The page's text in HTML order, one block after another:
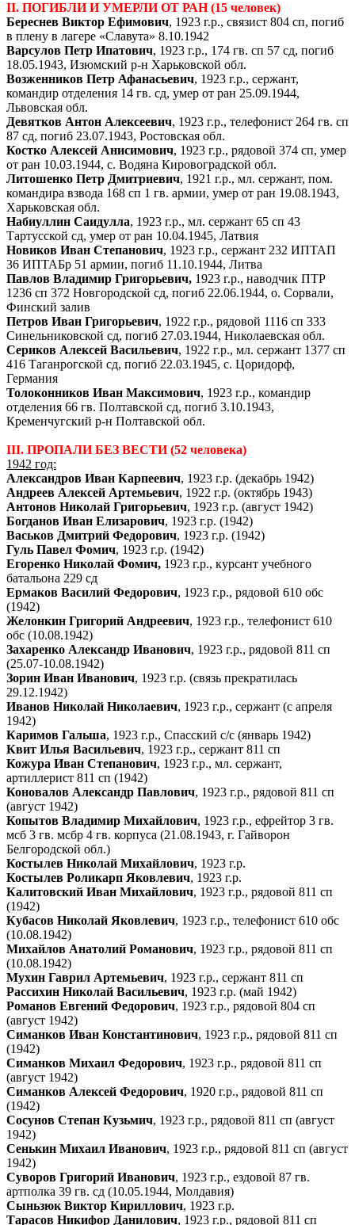
II. ПОГИБЛИ И УМЕРЛИ ОТ РАН (15 человек)
Береснев Виктор Ефимович, 1923 г.р., связист 804 сп, погиб
в плену в лагере «Славута» 8.10.1942
Варсулов Петр Ипатович, 1923 г.р., 174 гв. сп 57 сд, погиб
18.05.1943, Изюмский р-н Харьковской обл.
Возженников Петр Афанасьевич, 1923 г.р., сержант,
командир отделения 14 гв. сд, умер от ран 25.09.1944,
Львовская обл.
Девятков Антон Алексеевич, 1923 г.р., телефонист 264 гв. сп
87 сд, погиб 23.07.1943, Ростовская обл.
Костко Алексей Анисимович, 1923 г.р., рядовой 374 сп, умер
от ран 10.03.1944, с. Водяна Кировоградской обл.
Литошенко Петр Дмитриевич, 1921 г.р., мл. сержант, пом.
командира взвода 168 сп 1 гв. армии, умер от ран 19.08.1943,
Харьковская обл.
Набиуллин Саидулла, 1923 г.р., мл. сержант 65 сп 43
Тартусской сд, умер от ран 10.04.1945, Латвия
Новиков Иван Степанович, 1923 г.р., сержант 232 ИПТАП
36 ИПТАБр 51 армии, погиб 11.10.1944, Литва
Павлов Владимир Григорьевич, 1923 г.р., наводчик ПТР
1236 сп 372 Новгородской сд, погиб 22.06.1944, о. Сорвали,
Финский залив
Петров Иван Григорьевич, 1922 г.р., рядовой 1116 сп 333
Синельниковской сд, погиб 27.03.1944, Николаевская обл.
Сериков Алексей Васильевич, 1922 г.р., мл. сержант 1377 сп
416 Таганрогской сд, погиб 22.03.1945, с. Цоридорф,
Германия
Толоконников Иван Максимович, 1923 г.р., командир
отделения 66 гв. Полтавской сд, погиб 3.10.1943,
Кременчугский р-н Полтавской обл.
III. ПРОПАЛИ БЕЗ ВЕСТИ (52 человека)
1942 год:
Александров Иван Карпеевич, 1923 г.р. (декабрь 1942)
Андреев Алексей Артемьевич, 1922 г.р. (октябрь 1943)
Антонов Николай Григорьевич, 1923 г.р. (август 1942)
Богданов Иван Елизарович, 1923 г.р. (1942)
Васьков Дмитрий Федорович, 1923 г.р. (1942)
Гуль Павел Фомич, 1923 г.р. (1942)
Егоренко Николай Фомич, 1923 г.р., курсант учебного
батальона 229 сд
Ермаков Василий Федорович, 1923 г.р., рядовой 610 обс
(1942)
Желонкин Григорий Андреевич, 1923 г.р., телефонист 610
обс (10.08.1942)
Захаренко Александр Иванович, 1923 г.р., рядовой 811 сп
(25.07-10.08.1942)
Зорин Иван Иванович, 1923 г.р. (связь прекратилась
29.12.1942)
Иванов Николай Николаевич, 1923 г.р., сержант (с апреля
1942)
Каримов Гальша, 1923 г.р., Спасский с/с (январь 1942)
Квит Илья Васильевич, 1923 г.р., сержант 811 сп
Кожура Иван Степанович, 1923 г.р., мл. сержант,
артиллерист 811 сп (1942)
Коновалов Александр Павлович, 1923 г.р., рядовой 811 сп
(август 1942)
Копытов Владимир Михайлович, 1923 г.р., ефрейтор 3 гв.
мсб 3 гв. мсбр 4 гв. корпуса (21.08.1943, г. Гайворон
Белгородской обл.)
Костылев Николай Михайлович, 1923 г.р.
Костылев Роликарп Яковлевич, 1923 г.р.
Калитовский Иван Михайлович, 1923 г.р., рядовой 811 сп
(1942)
Кубасов Николай Яковлевич, 1923 г.р., телефонист 610 обс
(10.08.1942)
Михайлов Анатолий Романович, 1923 г.р., рядовой 811 сп
(10.08.1942)
Мухин Гаврил Артемьевич, 1923 г.р., сержант 811 сп
Рассихин Николай Васильевич, 1923 г.р. (май 1942)
Романов Евгений Федорович, 1923 г.р., рядовой 804 сп
(август 1942)
Симанков Иван Константинович, 1923 г.р., рядовой 811 сп
(1942)
Симанков Михаил Федорович, 1923 г.р., рядовой 811 сп
(август 1942)
Симанков Алексей Федорович, 1920 г.р., рядовой 811 сп
(1942)
Сосунов Степан Кузьмич, 1923 г.р., рядовой 811 сп (август
1942)
Сенькин Михаил Иванович, 1923 г.р., рядовой 811 сп (август
1942)
Суворов Григорий Иванович, 1923 г.р., ездовой 87 гв.
артполка 39 гв. сд (10.05.1944, Молдавия)
Сыньзюк Виктор Кириллович, 1923 г.р.
Тарасов Никифор Данилович, 1923 г.р., рядовой 811 сп